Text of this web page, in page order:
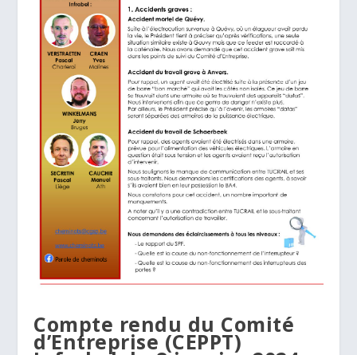
Compte rendu du Comité
d’Entreprise (CEPPT)